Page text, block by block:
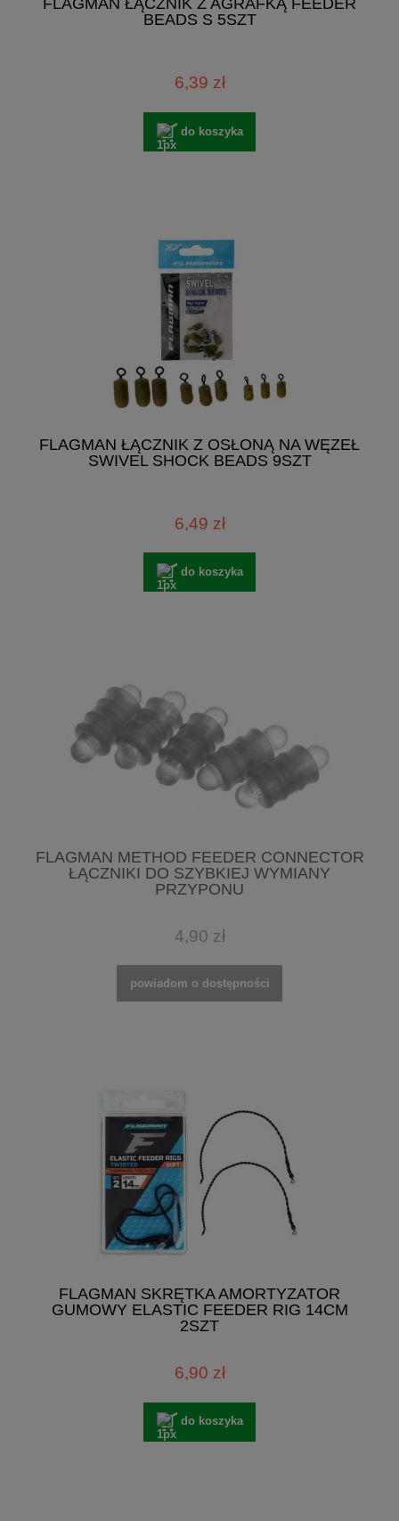
FLAGMAN ŁĄCZNIK Z AGRAFKĄ FEEDER
BEADS S 5SZT
6,39 zł
do koszyka
FLAGMAN ŁĄCZNIK Z OSŁONĄ NA WĘZEŁ
SWIVEL SHOCK BEADS 9SZT
6,49 zł
do koszyka
FLAGMAN METHOD FEEDER CONNECTOR
ŁĄCZNIKI DO SZYBKIEJ WYMIANY
PRZYPONU
4,90 zł
powiadom o dostępności
FLAGMAN SKRĘTKA AMORTYZATOR
GUMOWY ELASTIC FEEDER RIG 14CM
2SZT
6,90 zł
do koszyka